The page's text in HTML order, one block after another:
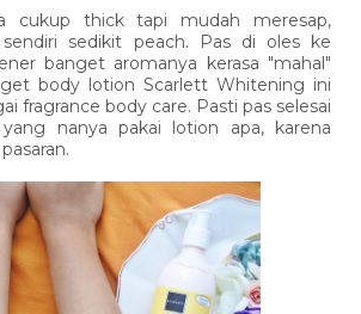
cukup thick tapi mudah meresap,
sedikit peach. Pas di oles ke
banget aromanya kerasa "mahal"
body lotion Scarlett Whitening ini
fragrance body care. Pasti pas selesai
nanya pakai lotion apa, karena